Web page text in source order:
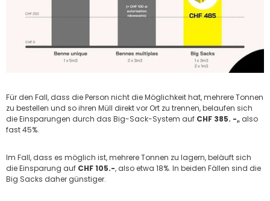
Für den Fall, dass die Person nicht die Möglichkeit hat, mehrere Tonnen
zu bestellen und so ihren Müll direkt vor Ort zu trennen, belaufen sich
die Einsparungen durch das Big-Sack-System auf CHF 385. -,, also
fast 45%.
Im Fall, dass es möglich ist, mehrere Tonnen zu lagern, beläuft sich
die Einsparung auf CHF 105.-, also etwa 18%. In beiden Fällen sind die
Big Sacks daher günstiger.